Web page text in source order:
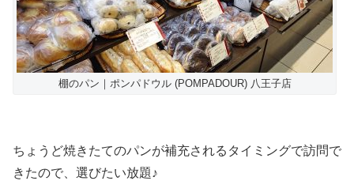
棚のパン｜ポンパドウル (POMPADOUR) 八王子店
ちょうど焼きたてのパンが補充されるタイミングで訪問で
きたので、選びたい放題♪